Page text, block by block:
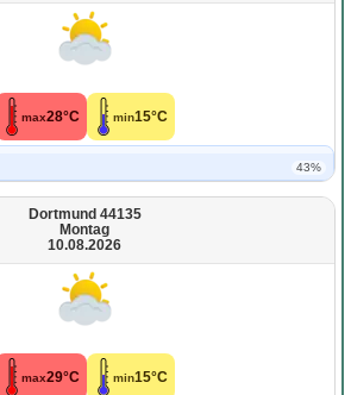
max28°C min15°C
43%
Dortmund 44135
Montag
10.08.2026
max29°C min15°C